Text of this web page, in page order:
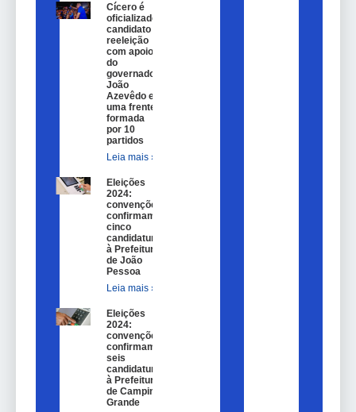
Cícero é
oficializado
candidato a
reeleição
com apoio
do
governador
João
Azevêdo e
uma frente
formada
por 10
partidos
Leia mais »
Eleições
2024:
convenções
confirmam
cinco
candidaturas
à Prefeitura
de João
Pessoa
Leia mais »
Eleições
2024:
convenções
confirmam
seis
candidaturas
à Prefeitura
de Campina
Grande